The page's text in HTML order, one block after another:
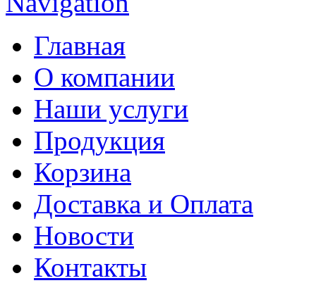
Главная
О компании
Наши услуги
Продукция
Корзина
Доставка и Оплата
Новости
Контакты